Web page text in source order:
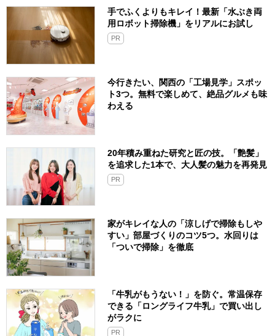
手でふくよりもキレイ！最新「水ぶき両
用ロボット掃除機」をリアルにお試し
PR
今行きたい、関西の「工場見学」スポッ
ト3つ。無料で楽しめて、絶品グルメも味
わえる
20年積み重ねた研究と匠の技。「艶髪」
を追求した1本で、大人髪の魅力を再発見
PR
家がキレイな人の「涼しげで掃除もしや
すい」部屋づくりのコツ5つ。水回りは
「ついで掃除」を徹底
「牛乳がもうない！」を防ぐ。常温保存
できる「ロングライフ牛乳」で買い出し
がラクに
PR